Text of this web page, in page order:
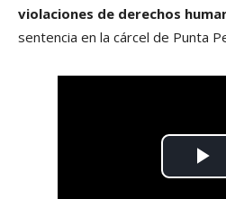
violaciones de derechos
sentencia en la cárcel de Punta